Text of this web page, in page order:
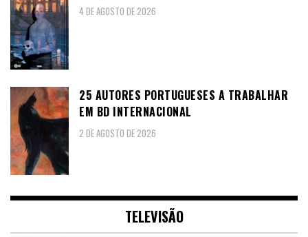
4 DE AGOSTO DE 2026
25 AUTORES PORTUGUESES A TRABALHAR
EM BD INTERNACIONAL
2 DE AGOSTO DE 2026
TELEVISÃO